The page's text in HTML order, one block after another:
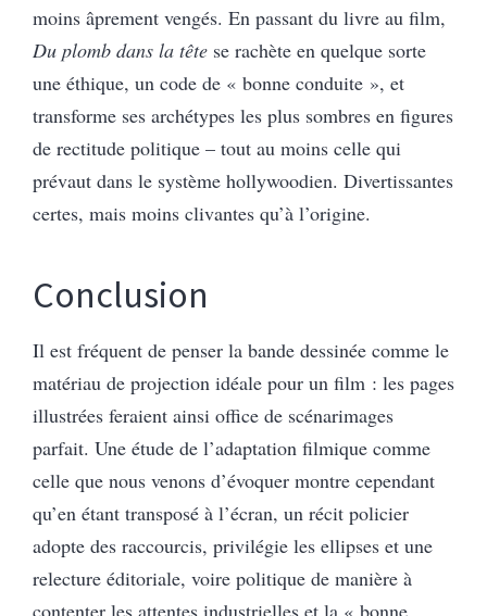
moins âprement vengés. En passant du livre au film,
Du plomb dans la tête se rachète en quelque sorte
une éthique, un code de « bonne conduite », et
transforme ses archétypes les plus sombres en figures
de rectitude politique – tout au moins celle qui
prévaut dans le système hollywoodien. Divertissantes
certes, mais moins clivantes qu’à l’origine.
Conclusion
Il est fréquent de penser la bande dessinée comme le
matériau de projection idéale pour un film : les pages
illustrées feraient ainsi office de scénarimages
parfait. Une étude de l’adaptation filmique comme
celle que nous venons d’évoquer montre cependant
qu’en étant transposé à l’écran, un récit policier
adopte des raccourcis, privilégie les ellipses et une
relecture éditoriale, voire politique de manière à
contenter les attentes industrielles et la « bonne